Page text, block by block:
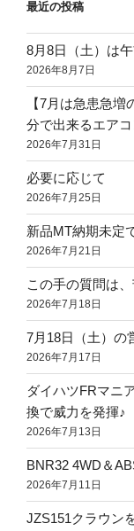
ン
最近の投稿
8月8日（土）は
2026年8月7日
【7月は急患急
分で出来るエアコ
2026年7月31日
必要に応じて
2026年7月25日
新品MT納期未定
2026年7月21日
この手の質問は
2026年7月18日
7月18日（土）の
2026年7月17日
ダイハツFRマニ
換で威力を発揮♪
2026年7月13日
BNR32 4WD＆
2026年7月11日
JZS151クラウン